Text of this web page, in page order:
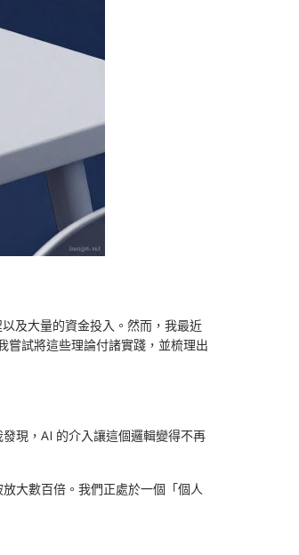
及大量的資金投入。然而，我最近
嘗試將這些理論付諸實踐，並梳理出
現，AI 的介入讓這個邏輯變得不再
大數百倍。我們正處於一個「個人